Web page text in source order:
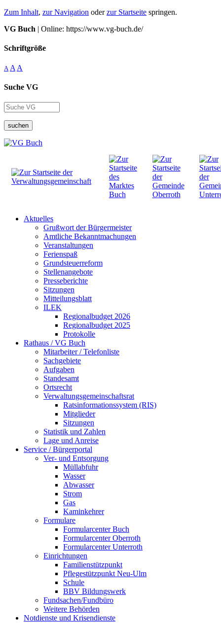
Zum Inhalt, zur Navigation oderzur Startseite springen.
VG Buch | Online: https://www.vg-buch.de/
Schriftgröße
A A A
Suche VG
suchen
Aktuelles
Grußwort der Bürgermeister
Amtliche Bekanntmachungen
Veranstaltungen
Ferienspaß
Grundsteuerreform
Stellenangebote
Presseberichte
Sitzungen
Mitteilungsblatt
ILEK
Regionalbudget 2026
Regionalbudget 2025
Protokolle
Rathaus / VG Buch
Mitarbeiter / Telefonliste
Sachgebiete
Aufgaben
Standesamt
Ortsrecht
Verwaltungsgemeinschaftsrat
Ratsinformationssystem (RIS)
Mitglieder
Sitzungen
Statistik und Zahlen
Lage und Anreise
Service / Bürgerportal
Ver- und Entsorgung
Müllabfuhr
Wasser
Abwasser
Strom
Gas
Kaminkehrer
Formulare
Formularcenter Buch
Formularcenter Oberroth
Formularcenter Unterroth
Einrichtungen
Familienstützpunkt
Pflegestützpunkt Neu-Ulm
Schule
BBV Bildungswerk
Fundsachen/Fundbüro
Weitere Behörden
Notdienste und Krisendienste